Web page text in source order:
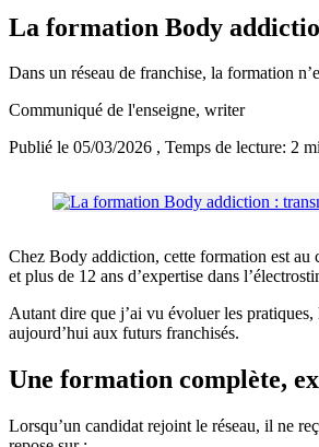
La formation Body
Dans un réseau de franchise, la formation
Communiqué de l'enseigne, writer
Publié le 05/03/2026 , Temps de lecture: 2
Chez Body addiction, cette formation est au
et plus de 12 ans d’expertise dans
Autant dire que j’ai vu évoluer les
aujourd’hui aux futurs franchisés.
Une formation complète,
Lorsqu’un candidat rejoint le réseau, il ne